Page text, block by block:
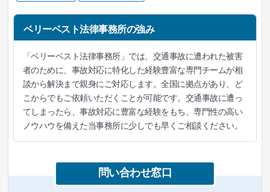
ベリーベスト法律事務所の強み
「ベリーベスト法律事務所」では、交通事故に遭われた被害
者のために、事故対応に特化した経験豊富な専門チームが相
談から解決まで親身にご対応します。全国に拠点があり、ど
こからでもご依頼いただくことが可能です。交通事故に遭っ
てしまったら、事故対応に豊富な経験をもち、専門性の高い
ノウハウを備えた当事務所に少しでも早くご相談ください。
問い合わせ窓口